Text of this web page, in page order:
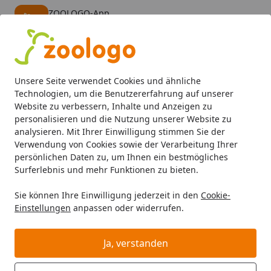
Unsere Seite verwendet Cookies und ähnliche
Technologien, um die Benutzererfahrung auf unserer
Website zu verbessern, Inhalte und Anzeigen zu
personalisieren und die Nutzung unserer Website zu
analysieren. Mit Ihrer Einwilligung stimmen Sie der
Verwendung von Cookies sowie der Verarbeitung Ihrer
persönlichen Daten zu, um Ihnen ein bestmögliches
Surferlebnis und mehr Funktionen zu bieten.
Sie können Ihre Einwilligung jederzeit in den Cookie-
Einstellungen anpassen oder widerrufen.
Ja, verstanden
ZOOLOGO-App
Alle Produkte
Mein Konto
Suchen
Startseite
Katze Katzenfutter Nassfutter Venandi Animal
Venandi Animal Monoprotein 800g
Katzennassfutter